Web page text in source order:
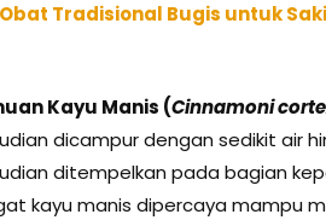
Tradisional Bugis untuk
Kayu Manis (Cinnamoni
dicampur dengan sedikit air
ditempelkan pada bagian
kayu manis dipercaya mampu